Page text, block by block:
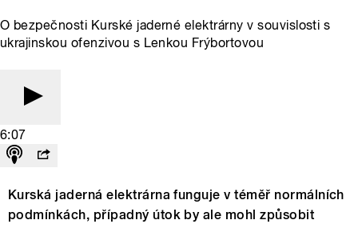
O bezpečnosti Kurské jaderné elektrárny v souvislosti s
ukrajinskou ofenzivou s Lenkou Frýbortovou
6:07
Kurská jaderná elektrárna funguje v téměř normálních
podmínkách, případný útok by ale mohl způsobit